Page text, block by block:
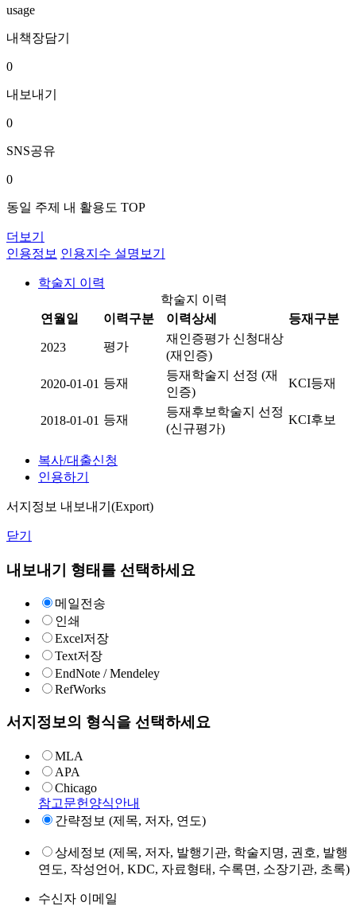
usage
내책장담기
0
내보내기
0
SNS공유
0
동일 주제 내 활용도 TOP
더보기
인용정보 인용지수 설명보기
학술지 이력
학술지 이력
연월일
이력구분 이력상세 등재구분
2023 평가
재인증평가 신청대상
(재인증)
2020-01-01 등재
등재학술지 선정 (재
인증)
KCI등재
2018-01-01 등재
등재후보학술지 선정
(신규평가)
KCI후보
복사/대출신청
인용하기
서지정보 내보내기(Export)
닫기
내보내기 형태를 선택하세요
메일전송
인쇄
Excel저장
Text저장
EndNote / Mendeley
RefWorks
서지정보의 형식을 선택하세요
MLA
APA
Chicago
참고문헌양식안내
간략정보 (제목, 저자, 연도)
상세정보 (제목, 저자, 발행기관, 학술지명, 권호, 발행
연도, 작성언어, KDC, 자료형태, 수록면, 소장기관, 초록)
수신자 이메일